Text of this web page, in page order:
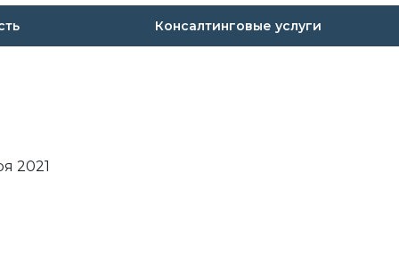
Консалтинговые услуги
2021